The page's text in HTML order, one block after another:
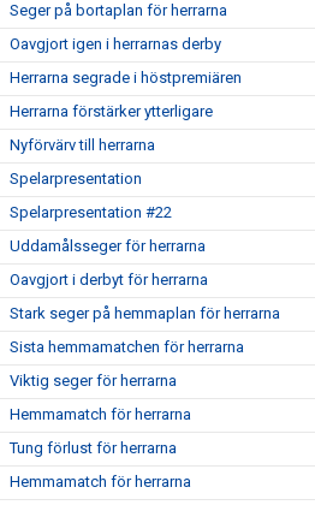
Seger på bortaplan för herrarna
Oavgjort igen i herrarnas derby
Herrarna segrade i höstpremiären
Herrarna förstärker ytterligare
Nyförvärv till herrarna
Spelarpresentation
Spelarpresentation #22
Uddamålsseger för herrarna
Oavgjort i derbyt för herrarna
Stark seger på hemmaplan för herrarna
Sista hemmamatchen för herrarna
Viktig seger för herrarna
Hemmamatch för herrarna
Tung förlust för herrarna
Hemmamatch för herrarna